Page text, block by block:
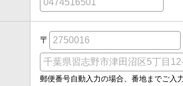
〒
郵便番号自動入力の場合、番地までご入力